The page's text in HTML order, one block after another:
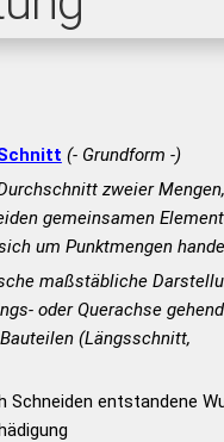
(- Grundform -)
zweier
gemeinsamen
um Punktmengen
maßstäbliche
oder Querachse
(Längsschnitt,
Schneiden entstandene